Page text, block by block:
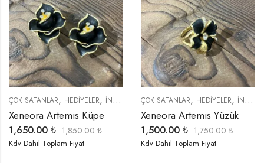
ÇOK SATANLAR, HEDIYELER, İNDIRIMLI ÜRÜNLER ,KÜPELER,ÖZEL SERİLER ,
Xeneora Artemis Küpe
1,650.00 ₺ 1,850.00₺
Kdv Dahil Toplam Fiyat
ÇOK SATANLAR, HEDIYELER, İNDIRIMLI ÜRÜNLER
Xeneora Artemis Yüzük
1,500.00 ₺ 1,750.00₺
Kdv Dahil Toplam Fiyat